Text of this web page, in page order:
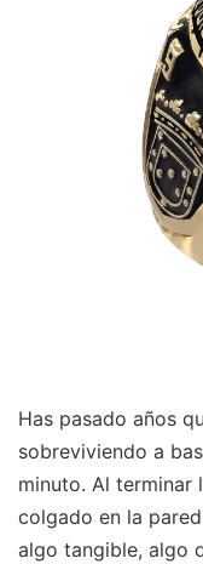
Has pasado años
sobreviviendo a
minuto. Al terminar
colgado en la
algo tangible, algo